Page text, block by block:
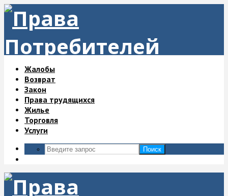
Жалобы
Возврат
Закон
Права трудящихся
Жилье
Торговля
Услуги
Поиск